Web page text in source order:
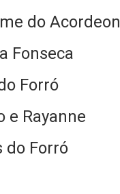
do Acordeon
Fonseca
Forró
e Rayanne
do Forró